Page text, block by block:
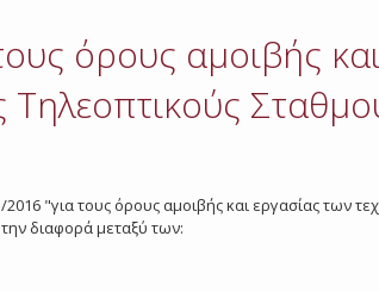
όρους αμοιβής
Τηλεοπτικούς
"για τους όρους αμοιβής και εργασίας των
την διαφορά μεταξύ των: